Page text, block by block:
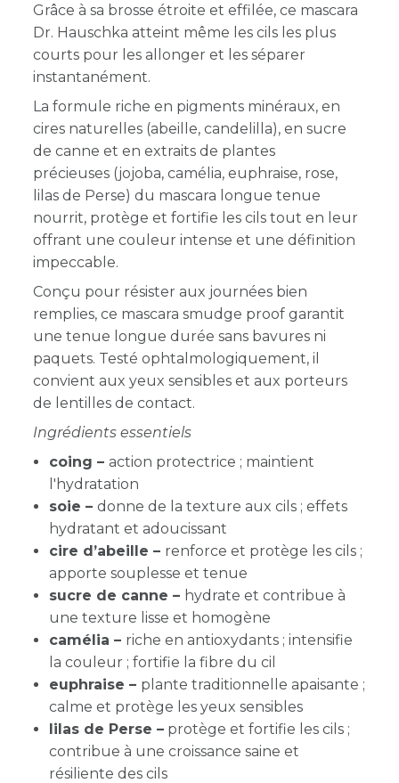
Grâce à sa brosse étroite et effilée, ce mascara
Dr. Hauschka atteint même les cils les plus
courts pour les allonger et les séparer
instantanément.
La formule riche en pigments minéraux, en
cires naturelles (abeille, candelilla), en sucre
de canne et en extraits de plantes
précieuses (jojoba, camélia, euphraise, rose,
lilas de Perse) du mascara longue tenue
nourrit, protège et fortifie les cils tout en leur
offrant une couleur intense et une définition
impeccable.
Conçu pour résister aux journées bien
remplies, ce mascara smudge proof garantit
une tenue longue durée sans bavures ni
paquets. Testé ophtalmologiquement, il
convient aux yeux sensibles et aux porteurs
de lentilles de contact.
Ingrédients essentiels
coing – action protectrice ; maintient
l'hydratation
soie – donne de la texture aux cils ; effets
hydratant et adoucissant
cire d’abeille – renforce et protège les cils ;
apporte souplesse et tenue
sucre de canne – hydrate et contribue à
une texture lisse et homogène
camélia – riche en antioxydants ; intensifie
la couleur ; fortifie la fibre du cil
euphraise – plante traditionnelle apaisante ;
calme et protège les yeux sensibles
lilas de Perse – protège et fortifie les cils ;
contribue à une croissance saine et
résiliente des cils